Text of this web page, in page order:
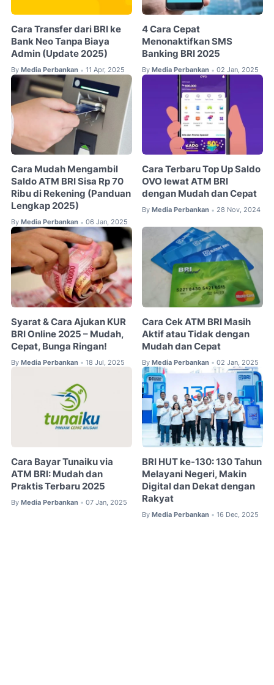
Cara Transfer dari BRI ke
Bank Neo Tanpa Biaya
Admin (Update 2025)
By Media Perbankan • 11 Apr, 2025
4 Cara Cepat
Menonaktifkan SMS
Banking BRI 2025
By Media Perbankan • 02 Jan, 2025
Cara Mudah Mengambil
Saldo ATM BRI Sisa Rp 70
Ribu di Rekening (Panduan
Lengkap 2025)
By Media Perbankan • 06 Jan, 2025
Cara Terbaru Top Up Saldo
OVO lewat ATM BRI
dengan Mudah dan Cepat
By Media Perbankan • 28 Nov, 2024
Syarat & Cara Ajukan KUR
BRI Online 2025 – Mudah,
Cepat, Bunga Ringan!
By Media Perbankan • 18 Jul, 2025
Cara Cek ATM BRI Masih
Aktif atau Tidak dengan
Mudah dan Cepat
By Media Perbankan • 02 Jan, 2025
Cara Bayar Tunaiku via
ATM BRI: Mudah dan
Praktis Terbaru 2025
By Media Perbankan • 07 Jan, 2025
BRI HUT ke-130: 130 Tahun
Melayani Negeri, Makin
Digital dan Dekat dengan
Rakyat
By Media Perbankan • 16 Dec, 2025